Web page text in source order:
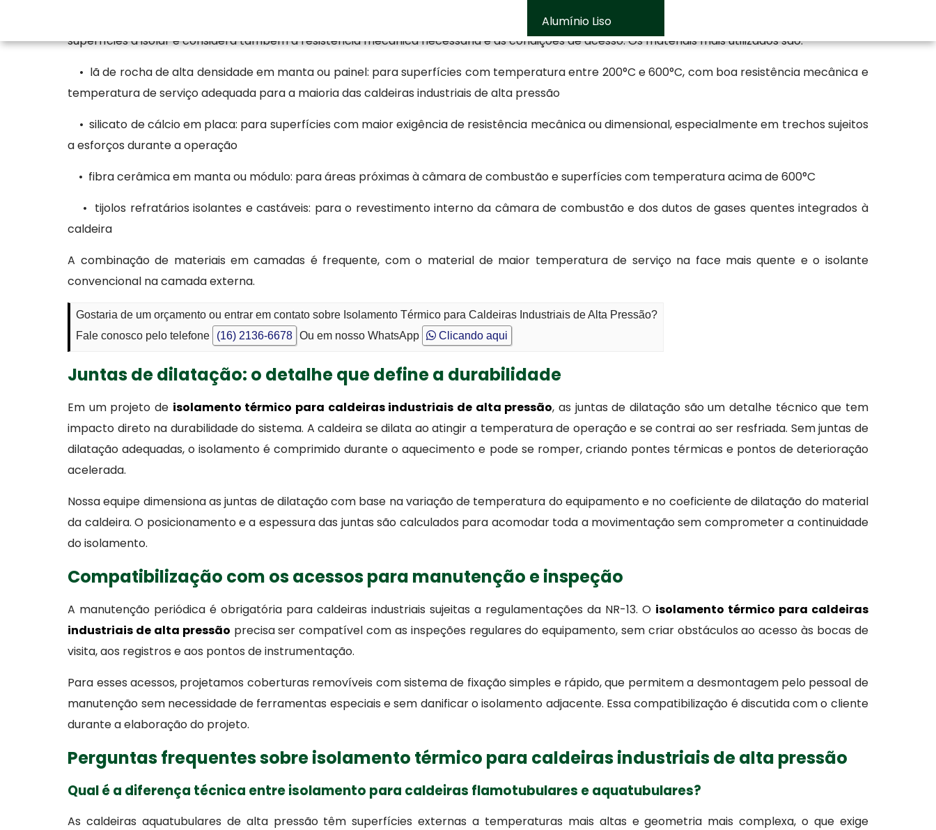
Alumínio Liso
isolamento térmico para caldeiras industriais de alta pressão
superfícies a isolar e considera também a resistência mecânica necessária e as condições de acesso. Os materiais mais utilizados são:
• lã de rocha de alta densidade em manta ou painel: para superfícies com temperatura entre 200°C e 600°C, com boa resistência mecânica e
temperatura de serviço adequada para a maioria das caldeiras industriais de alta pressão
• silicato de cálcio em placa: para superfícies com maior exigência de resistência mecânica ou dimensional, especialmente em trechos sujeitos
a esforços durante a operação
• fibra cerâmica em manta ou módulo: para áreas próximas à câmara de combustão e superfícies com temperatura acima de 600°C
• tijolos refratários isolantes e castáveis: para o revestimento interno da câmara de combustão e dos dutos de gases quentes integrados à
caldeira
A combinação de materiais em camadas é frequente, com o material de maior temperatura de serviço na face mais quente e o isolante
convencional na camada externa.
Gostaria de um orçamento ou entrar em contato sobre Isolamento Térmico para Caldeiras Industriais de Alta Pressão?
Fale conosco pelo telefone
(16) 2136-6678 Ou em nosso WhatsApp Clicando aqui
Juntas de dilatação: o detalhe que define a durabilidade
Em um projeto de isolamento térmico para caldeiras industriais de alta pressão, as juntas de dilatação são um detalhe técnico que tem
impacto direto na durabilidade do sistema. A caldeira se dilata ao atingir a temperatura de operação e se contrai ao ser resfriada. Sem juntas de
dilatação adequadas, o isolamento é comprimido durante o aquecimento e pode se romper, criando pontes térmicas e pontos de deterioração
acelerada.
Nossa equipe dimensiona as juntas de dilatação com base na variação de temperatura do equipamento e no coeficiente de dilatação do material
da caldeira. O posicionamento e a espessura das juntas são calculados para acomodar toda a movimentação sem comprometer a continuidade
do isolamento.
Compatibilização com os acessos para manutenção e inspeção
A manutenção periódica é obrigatória para caldeiras industriais sujeitas a regulamentações da NR-13. O isolamento térmico para caldeiras
industriais de alta pressão precisa ser compatível com as inspeções regulares do equipamento, sem criar obstáculos ao acesso às bocas de
visita, aos registros e aos pontos de instrumentação.
Para esses acessos, projetamos coberturas removíveis com sistema de fixação simples e rápido, que permitem a desmontagem pelo pessoal de
manutenção sem necessidade de ferramentas especiais e sem danificar o isolamento adjacente. Essa compatibilização é discutida com o cliente
durante a elaboração do projeto.
Perguntas frequentes sobre isolamento térmico para caldeiras industriais de alta pressão
Qual é a diferença técnica entre isolamento para caldeiras flamotubulares e aquatubulares?
As caldeiras aquatubulares de alta pressão têm superfícies externas a temperaturas mais altas e geometria mais complexa, o que exige